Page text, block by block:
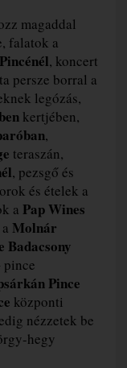
magaddal
falatok a
, koncert
persze borral a
legózás,
kertjében,
,
teraszán,
, pezsgő és
és ételek a
a Pap Wines
Molnár
Badacsony
pince
Pince
központi
nézzetek be
hegy